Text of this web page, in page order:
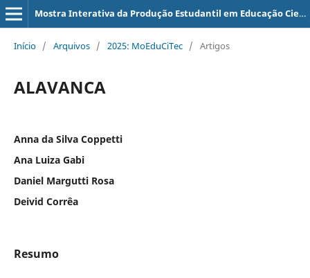
Mostra Interativa da Produção Estudantil em Educação Científica e Tecnológica
Início / Arquivos / 2025: MoEduCiTec / Artigos
ALAVANCA
Anna da Silva Coppetti
Ana Luiza Gabi
Daniel Margutti Rosa
Deivid Corrêa
Resumo